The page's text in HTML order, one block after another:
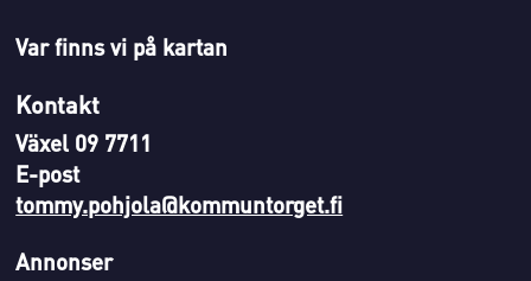
Var finns vi på kartan
Kontakt
Växel 09 7711
E-post
tommy.pohjola@kommuntorget.fi
Annonser